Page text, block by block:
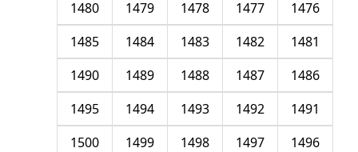
1476
1477
1478
1479
1480
1481
1482
1483
1484
1485
1486
1487
1488
1489
1490
1491
1492
1493
1494
1495
1496
1497
1498
1499
1500